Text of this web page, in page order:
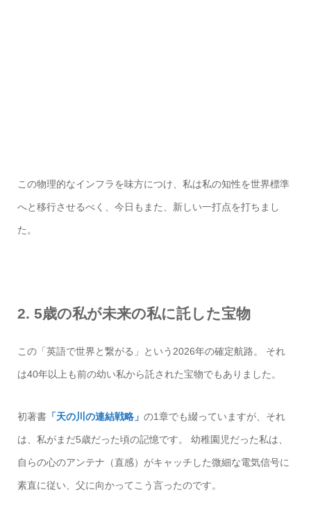
この物理的なインフラを味方につけ、私は私の知性を世界標準
へと移行させるべく、今日もまた、新しい一打点を打ちまし
た。
2. 5歳の私が未来の私に託した宝物
この「英語で世界と繋がる」という2026年の確定航路。 それ
は40年以上も前の幼い私から託された宝物でもありました。
初著書「天の川の連結戦略」 の1章でも綴っていますが、それ
は、私がまだ5歳だった頃の記憶です。 幼稚園児だった私は、
自らの心のアンテナ（直感）がキャッチした微細な電気信号に
素直に従い、父に向かってこう言ったのです。